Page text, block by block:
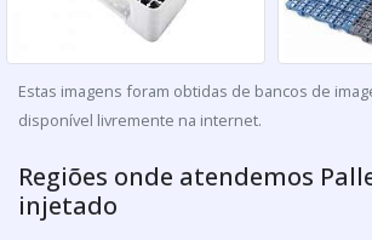
Estas imagens foram obtidas de bancos de
disponível livremente na internet.
Regiões onde atendemos
injetado